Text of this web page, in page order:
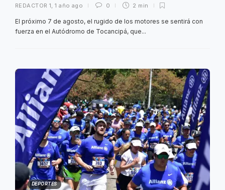
REDACTOR 1 ,1 año ago 0 2 min
El próximo 7 de agosto, el rugido de los motores se sentirá con
fuerza en el Autódromo de Tocancipá, que...
DEPORTES